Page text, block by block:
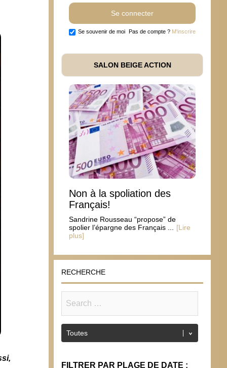
Se souvenir de moi Pas de compte ? M'inscrire
SALON BEIGE ACTION
Non à la spoliation des
Français!
Sandrine Rousseau “propose” de
spolier l’épargne des Français ...
[Lire
plus]
RECHERCHE
FILTRER PAR PLAGE DE DATE :